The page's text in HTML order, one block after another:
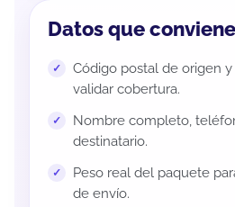
Datos que
Código postal de origen
validar cobertura.
Nombre completo,
destinatario.
Peso real del paquete
de envío.